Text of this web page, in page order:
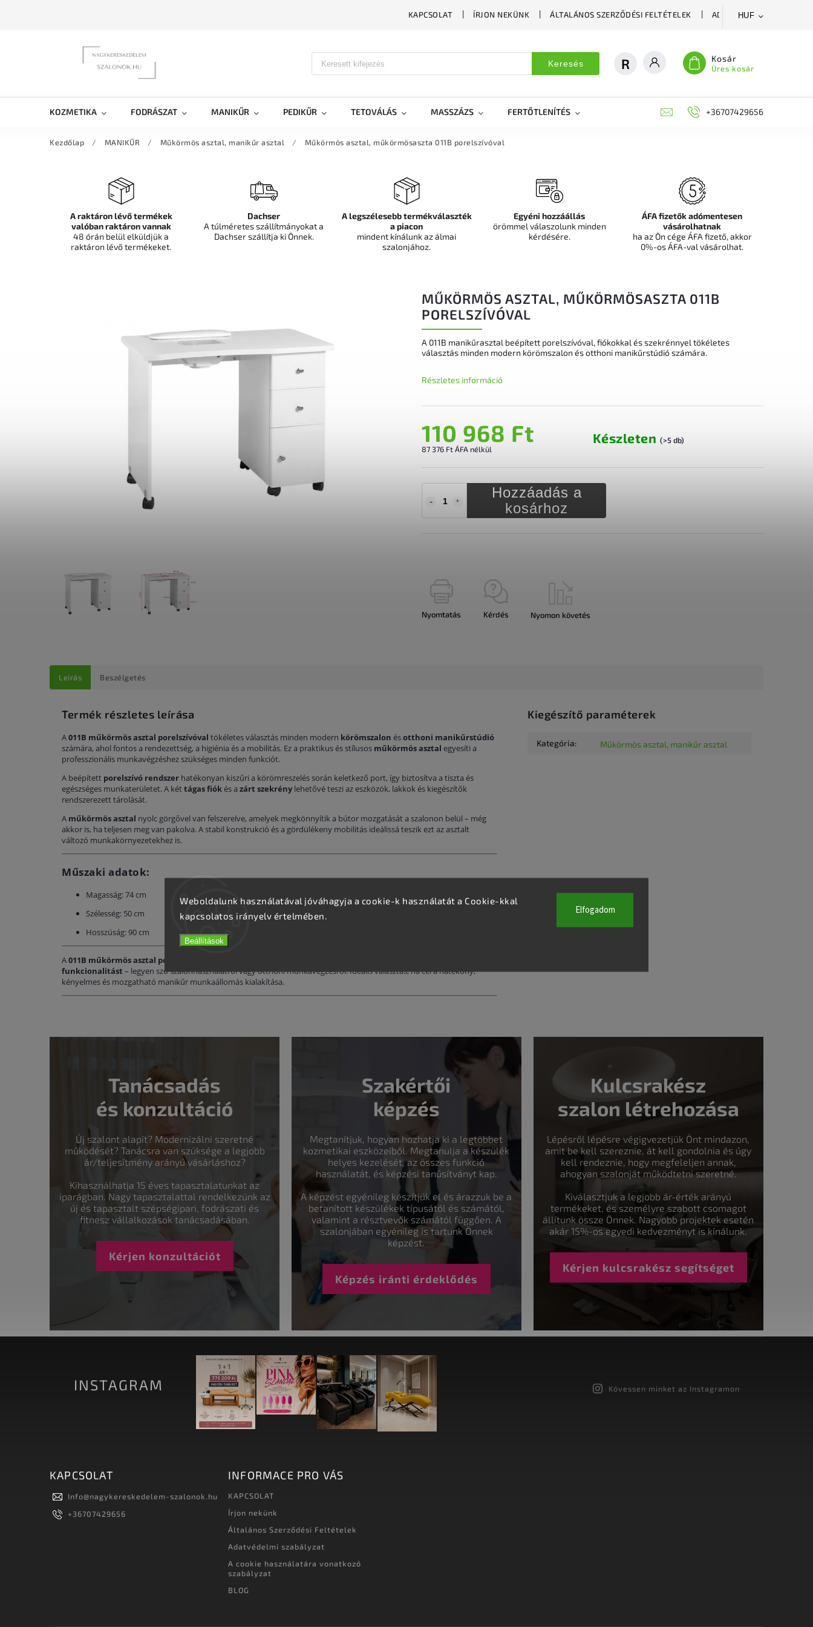
Weboldalunk használatával jóváhagyja a cookie-k használatát a Cookie-kkal
kapcsolatos irányelv értelmében.
Beállítások
Elfogadom
KAPCSOLAT ÍRJON NEKÜNK ÁLTALÁNOS SZERZŐDÉSI FELTÉTELEK ADATVÉDELMI
HUF
Keresés Kosár
Üres kosár
KOZMETIKA FODRÁSZAT MANIKŰR PEDIKŰR TETOVÁLÁS MASSZÁZS FERTŐTLENÍTÉS DEKORÁCIÓS FALPANEL, MŰNÖVÉNY FAL
+36707429656
Kezdőlap / MANIKŰR / Műkörmös asztal, manikűr asztal / Műkörmös asztal, műkörmösaszta 011B porelszívóval
MŰKÖRMÖS ASZTAL, MŰKÖRMÖSASZTA 011B
PORELSZÍVÓVAL
110 968 Ft
87 376 Ft ÁFA nélkül
Készleten (>5 db)
Hozzáadás a
kosárhoz
A 011B manikűrasztal beépített porelszívóval, fiókokkal és szekrénnyel tökéletes
választás minden modern körömszalon és otthoni manikűrstúdió számára.
Részletes információ
Nyomtatás Kérdés Nyomon követés
A raktáron lévő termékek
valóban raktáron vannak
48 órán belül elküldjük a
raktáron lévő termékeket.
Dachser
A túlméretes szállítmányokat a
Dachser szállítja ki Önnek.
A legszélesebb termékválaszték
a piacon
mindent kínálunk az álmai
szalonjához.
Egyéni hozzáállás
örömmel válaszolunk minden
kérdésére.
ÁFA fizetők adómentesen
vásárolhatnak
ha az Ön cége ÁFA fizető, akkor
0%-os ÁFA-val vásárolhat.
Leírás Beszélgetés
Termék részletes leírása
A011B műkörmös asztal porelszívóval tökéletes választás minden modern körömszalon ésotthoni manikűrstúdió
számára, ahol fontos a rendezettség, a higiénia és a mobilitás. Ez a praktikus és stílusos műkörmös asztal egyesíti a
professzionális munkavégzéshez szükséges minden funkciót.
A beépített porelszívó rendszer hatékonyan kiszűri a körömreszelés során keletkező port, így biztosítva a tiszta és
egészséges munkaterületet. A kéttágas fiókés a zárt szekrény lehetővé teszi az eszközök, lakkok és kiegészítők
rendszerezett tárolását.
A műkörmös asztal nyolc görgővel van felszerelve, amelyek megkönnyítik a bútor mozgatását a szalonon belül – még
akkor is, ha teljesen meg van pakolva. A stabil konstrukció és a gördülékeny mobilitás ideálissá teszik ezt az asztalt
változó munkakörnyezetekhez is.
Műszaki adatok:
Magasság: 74 cm
Szélesség: 50 cm
Hosszúság: 90 cm
A011B műkörmös asztal porelszívóval
funkcionalitást – legyen szó szalonhasználatról vagy otthoni munkavégzésről. Ideális választás, ha cél a hatékony,
kényelmes és mozgatható manikűr munkaállomás kialakítása.
Kiegészítő paraméterek
Kategória: Műkörmös asztal, manikűr asztal
Tanácsadás
és konzultáció
Új szalont alapít? Modernizálni szeretné
működését? Tanácsra van szüksége a legjobb
ár/teljesítmény arányú vásárláshoz?
Kihasználhatja 15 éves tapasztalatunkat az
iparágban. Nagy tapasztalattal rendelkezünk az
új és tapasztalt szépségipari, fodrászati és
fitnesz vállalkozások tanácsadásában.
Kérjen konzultációt
Szakértői
képzés
Megtanítjuk, hogyan hozhatja ki a legtöbbet
kozmetikai eszközeiből. Megtanulja a készülék
helyes kezelését, az összes funkció
használatát, és képzési tanúsítványt kap.
A képzést egyénileg készítjük el és árazzuk be a
betanított készülékek típusától és számától,
valamint a résztvevők számától függően. A
szalonjában egyénileg is tartunk Önnek
képzést.
Képzés iránti érdeklődés
Kulcsrakész
szalon létrehozása
Lépésről lépésre végigvezetjük Önt mindazon,
amit be kell szereznie, át kell gondolnia és úgy
kell rendeznie, hogy megfeleljen annak,
ahogyan szalonját működtetni szeretné.
Kiválasztjuk a legjobb ár-érték arányú
termékeket, és személyre szabott csomagot
állítunk össze Önnek. Nagyobb projektek esetén
akár 15%-os egyedi kedvezményt is kínálunk.
Kérjen kulcsrakész segítséget
INSTAGRAM Kövessen minket az Instagramon
KAPCSOLAT
Info@nagykereskedelem-szalonok.hu
+36707429656
INFORMACE PRO VÁS
KAPCSOLAT
Írjon nekünk
Általános Szerződési Feltételek
Adatvédelmi szabályzat
A cookie használatára vonatkozó
szabályzat
BLOG